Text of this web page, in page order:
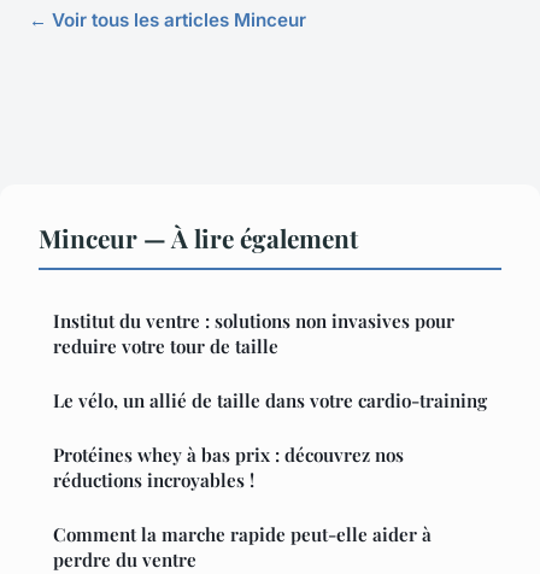
← Voir tous les articles Minceur
Minceur — À lire également
Institut du ventre : solutions non invasives pour
reduire votre tour de taille
Le vélo, un allié de taille dans votre cardio-training
Protéines whey à bas prix : découvrez nos
réductions incroyables !
Comment la marche rapide peut-elle aider à
perdre du ventre